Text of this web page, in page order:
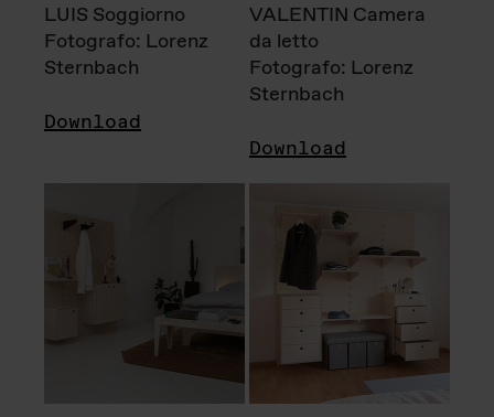
LUIS Soggiorno
Fotografo: Lorenz
Sternbach
Download
VALENTIN Camera
da letto
Fotografo: Lorenz
Sternbach
Download